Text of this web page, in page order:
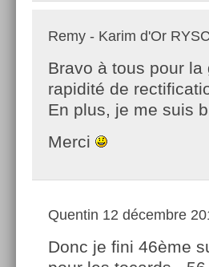
Remy - Karim d'Or
Bravo à tous pour
rapidité de
En plus, je me suis
Merci
Quentin 12 décembre
Donc je fini 46ème